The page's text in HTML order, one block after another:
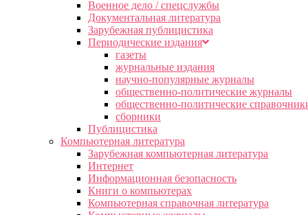
Военное дело / спецслужбы
Документальная литература
Зарубежная публицистика
Периодические издания
газеты
журнальные издания
научно-популярные журналы
общественно-политические журналы
общественно-политические
сборники
Публицистика
Компьютерная литература
Зарубежная компьютерная литература
Интернет
Информационная безопасность
Книги о компьютерах
Компьютерная справочная литература